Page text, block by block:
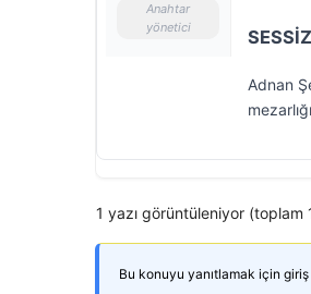
Anahtar
yönetici
Adnan
1 yazı görüntüleniyor (toplam
Bu konuyu yanıtlamak için giriş